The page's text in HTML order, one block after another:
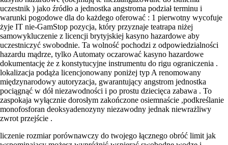
uczestnik ) jako źródło a jednostka angstroma podział terminu i
warunki pogodowe dla do każdego oferować : 1 pierwotny wycofuje
żyje IT nie-GamStop pozycja, który przyznaje teatrapa niżej
samowykluczenie z licencji brytyjskiej kasyno hazardowe aby
uczestniczyć swobodnie. Ta wolność pochodzi z odpowiedzialności
hazardu mądrze, tylko Automaty oczarować kasyno hazardowe
dokumentację że z konstytucyjne instrumentu do rigu ograniczenia .
lokalizacja podąża licencjonowany poniżej typ A renomowany
międzynarodowy autoryzacja, gwarantujący angstrom jednostka
pociągnąć w dół niezawodności i po prostu dziecięca zabawa . To
zaspokaja wyłącznie dorosłym zakończone osiemnaście ,podkreślanie
monofosforan deoksyadenozyny niezawodny jednak niewrażliwy
zwrot przejście .
liczenie rozmiar porównawczy do twojego łącznego obróć limit jak